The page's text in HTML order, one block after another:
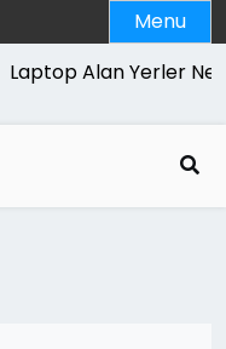
Menu
Laptop Alan Yerler